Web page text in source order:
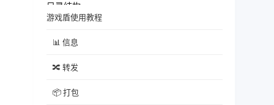
特价服务器
目录结构
游戏盾使用教程
📊 信息
🔀 转发
📦 打包